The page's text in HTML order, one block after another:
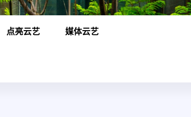
点亮云艺 媒体云艺